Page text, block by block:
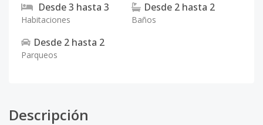
Desde3 hasta 3
Habitaciones
Desde 2 hasta 2
Baños
Desde 2 hasta 2
Parqueos
Descripción